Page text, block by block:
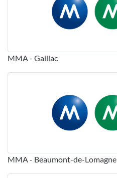
MMA - Gaillac
MMA - Beaumont-de-Lomagne